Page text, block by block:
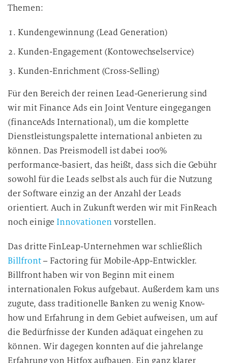
Themen:
Kundengewinnung (Lead Generation)
Kunden-Engagement (Kontowechselservice)
Kunden-Enrichment (Cross-Selling)
Für den Bereich der reinen Lead-Generierung sind
wir mit Finance Ads ein Joint Venture eingegangen
(financeAds International), um die komplette
Dienstleistungspalette international anbieten zu
können. Das Preismodell ist dabei 100%
performance-basiert, das heißt, dass sich die Gebühr
sowohl für die Leads selbst als auch für die Nutzung
der Software einzig an der Anzahl der Leads
orientiert. Auch in Zukunft werden wir mit FinReach
noch einigeInnovationen vorstellen.
Das dritte FinLeap-Unternehmen war schließlich
Billfront– Factoring für Mobile-App-Entwickler.
Billfront haben wir von Beginn mit einem
internationalen Fokus aufgebaut. Außerdem kam uns
zugute, dass traditionelle Banken zu wenig Know-
how und Erfahrung in dem Gebiet aufweisen, um auf
die Bedürfnisse der Kunden adäquat eingehen zu
können. Wir dagegen konnten auf die jahrelange
Erfahrung von Hitfox aufbauen. Ein ganz klarer